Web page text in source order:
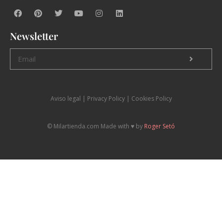
Newsletter
Aviso legal | Privacy Policy | Cookies Policy
© Milartienda.com Made with ♥️ by Roger Setó